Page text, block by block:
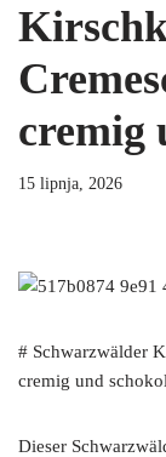
cremig
15 lipnja, 2026
# Schwarzwälder
cremig und
Dieser